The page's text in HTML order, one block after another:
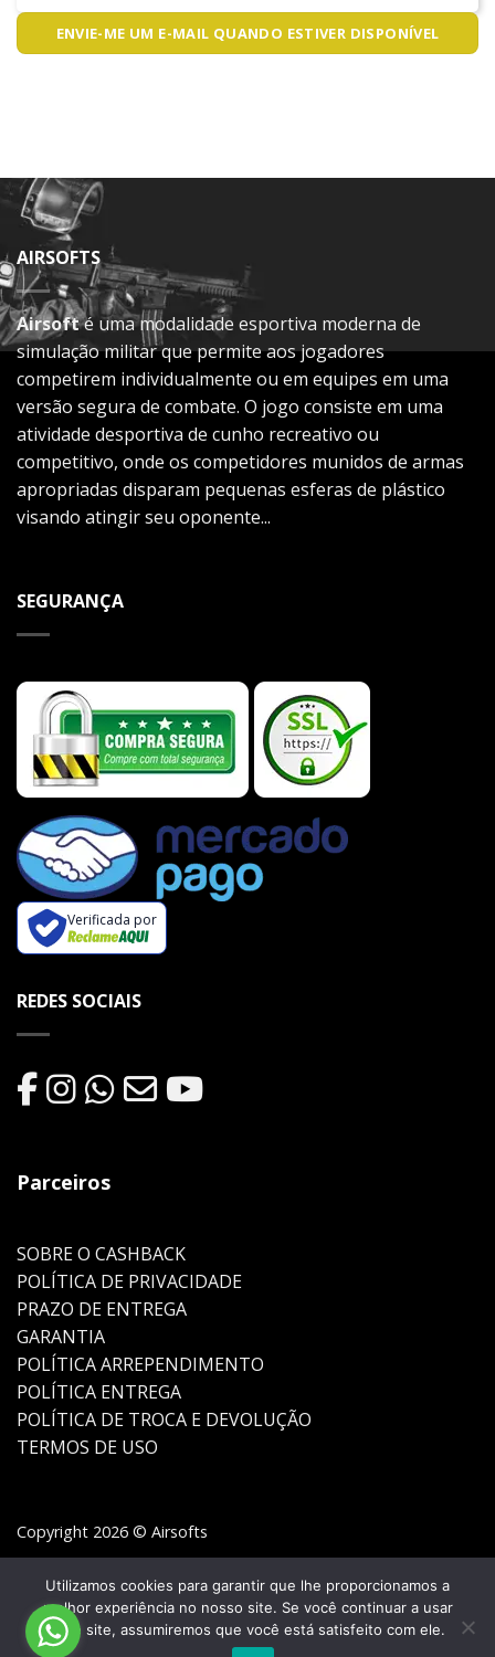
ENVIE-ME UM E-MAIL QUANDO ESTIVER DISPONÍVEL
AIRSOFTS
Airsofté uma modalidade esportiva moderna de
simulação militar que permite aos jogadores
competirem individualmente ou em equipes em uma
versão segura de combate. O jogo consiste em uma
atividade desportiva de cunho recreativo ou
competitivo, onde os competidores munidos de armas
apropriadas disparam pequenas esferas de plástico
visando atingir seu oponente...
SEGURANÇA
Verificada por
REDES SOCIAIS
Parceiros
SOBRE O CASHBACK
POLÍTICA DE PRIVACIDADE
PRAZO DE ENTREGA
GARANTIA
POLÍTICA ARREPENDIMENTO
POLÍTICA ENTREGA
POLÍTICA DE TROCA E DEVOLUÇÃO
TERMOS DE USO
Copyright 2026 © Airsofts
Utilizamos cookies para garantir que lhe proporcionamos a
melhor experiência no nosso site. Se você continuar a usar
este site, assumiremos que você está satisfeito com ele.